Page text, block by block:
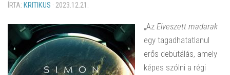
ÍRTA: KRITIKUS · 2023.12.21.
„Az Elveszett madarak
egy tagadhatatlanul
erős debütálás, amely
képes szólni a régi